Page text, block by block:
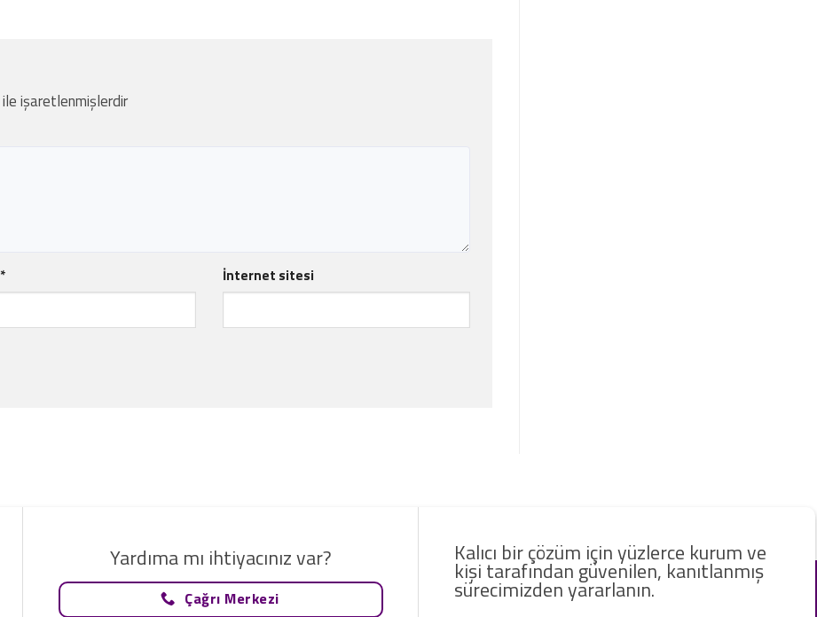
ile işaretlenmişlerdir
* İnternet sitesi
Yardıma mı ihtiyacınız var?
Çağrı Merkezi
Kalıcı bir çözüm için yüzlerce kurum ve
kişi tarafından güvenilen, kanıtlanmış
sürecimizden yararlanın.